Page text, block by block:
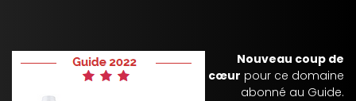
Nouveau coup de
cœur pour ce domaine
abonné au Guide.